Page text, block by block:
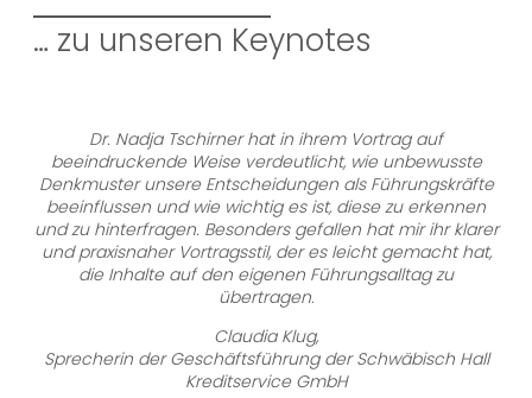
… zu unseren Keynotes
Dr. Nadja Tschirner hat in ihrem Vortrag auf
beeindruckende Weise verdeutlicht, wie unbewusste
Denkmuster unsere Entscheidungen als Führungskräfte
beeinflussen und wie wichtig es ist, diese zu erkennen
und zu hinterfragen. Besonders gefallen hat mir ihr klarer
und praxisnaher Vortragsstil, der es leicht gemacht hat,
die Inhalte auf den eigenen Führungsalltag zu
übertragen.
Claudia Klug,
Sprecherin der Geschäftsführung der Schwäbisch Hall
Kreditservice GmbH